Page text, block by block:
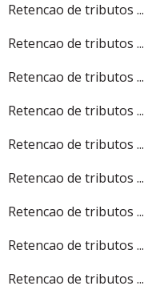
Retencao de tributos ...
Retencao de tributos ...
Retencao de tributos ...
Retencao de tributos ...
Retencao de tributos ...
Retencao de tributos ...
Retencao de tributos ...
Retencao de tributos ...
Retencao de tributos ...